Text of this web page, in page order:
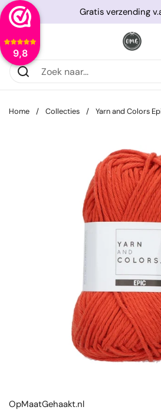
9,8
Ga naar content
Vorige
Gratis verzending
Menu openen
Home / Collecties / Yarn and Colors
OpMaatGehaakt.nl